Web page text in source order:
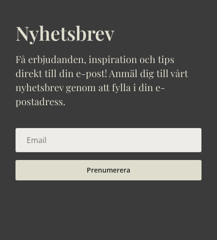
Nyhetsbrev
Få erbjudanden, inspiration och tips
direkt till din e-post! Anmäl dig till vårt
nyhetsbrev genom att fylla i din e-
postadress.
Prenumerera